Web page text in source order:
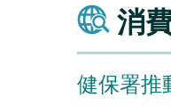
消
健保署推